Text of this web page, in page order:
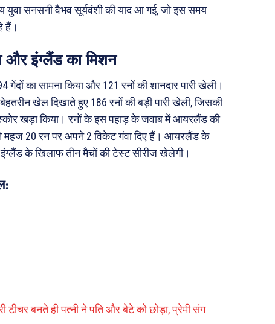
युवा सनसनी वैभव सूर्यवंशी की याद आ गई, जो इस समय
हैं।
इंग्लैंड का मिशन
का सामना किया और 121 रनों की शानदार पारी खेली।
खेल दिखाते हुए 186 रनों की बड़ी पारी खेली, जिसकी
खड़ा किया। रनों के इस पहाड़ के जवाब में आयरलैंड की
20 रन पर अपने 2 विकेट गंवा दिए हैं। आयरलैंड के
के खिलाफ तीन मैचों की टेस्ट सीरीज खेलेगी।
बनते ही पत्नी ने पति और बेटे को छोड़ा, प्रेमी संग